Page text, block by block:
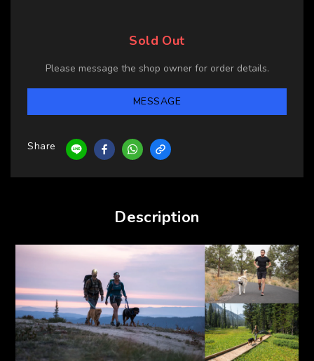
Sold Out
Please message the shop owner for order details.
MESSAGE
Share
Description